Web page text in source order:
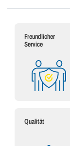
Freundlicher
Service
Qualität